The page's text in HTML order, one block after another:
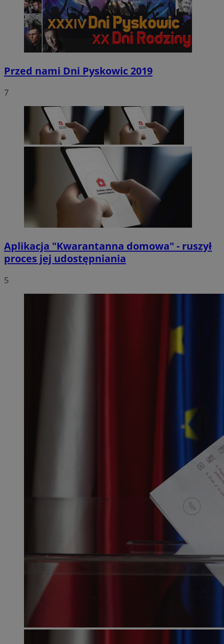
Przed nami Dni Pyskowic 2019
7
Aplikacja "Kwarantanna domowa" - ruszył
proces jej udostępniania
5